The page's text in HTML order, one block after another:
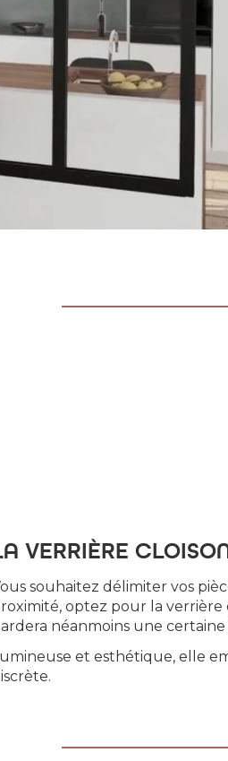
VERRIÈRE
souhaitez délimiter vos
optez pour la verrière
néanmoins une
et esthétique, elle